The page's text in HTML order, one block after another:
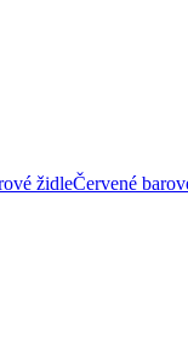
židleČervené